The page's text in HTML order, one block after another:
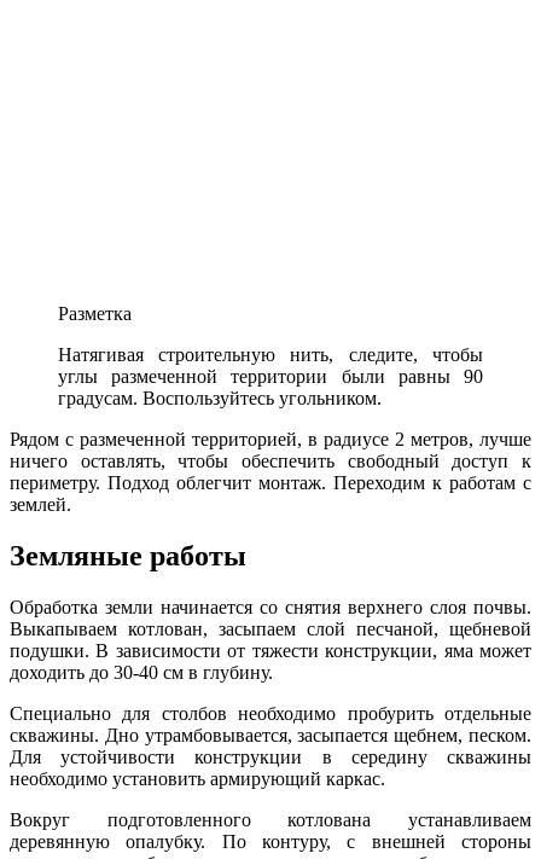
Разметка
Натягивая строительную нить, следите, чтобы
углы размеченной территории были равны 90
градусам. Воспользуйтесь угольником.
Рядом с размеченной территорией, в радиусе 2 метров, лучше
ничего оставлять, чтобы обеспечить свободный доступ к
периметру. Подход облегчит монтаж. Переходим к работам с
землей.
Земляные работы
Обработка земли начинается со снятия верхнего слоя почвы.
Выкапываем котлован, засыпаем слой песчаной, щебневой
подушки. В зависимости от тяжести конструкции, яма может
доходить до 30-40 см в глубину.
Специально для столбов необходимо пробурить отдельные
скважины. Дно утрамбовывается, засыпается щебнем, песком.
Для устойчивости конструкции в середину скважины
необходимо установить армирующий каркас.
Вокруг подготовленного котлована устанавливаем
деревянную опалубку. По контуру, с внешней стороны